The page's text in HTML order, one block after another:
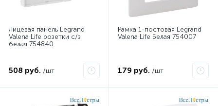
Лицевая панель Legrand
Valena Life розетки с/з
белая 754840
508 руб. /шт
Рамка 1-постовая Legrand
Valena Life Белая 754007
179 руб. /шт